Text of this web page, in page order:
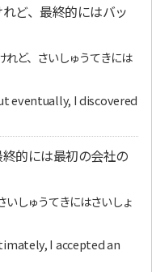
ど、最終的にはバッ
れど、さいしゅうてきには
eventually, I discovered
的には最初の会社の
いしゅうてきにはさいしょ
I accepted an